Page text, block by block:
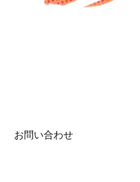
お問い合わせ